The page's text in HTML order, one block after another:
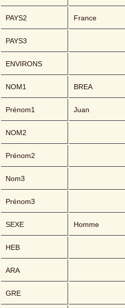
PAYS2 France
PAYS3
ENVIRONS
NOM1 BREA
Prénom1 Juan
NOM2
Prénom2
Nom3
Prénom3
SEXE Homme
HEB
ARA
GRE